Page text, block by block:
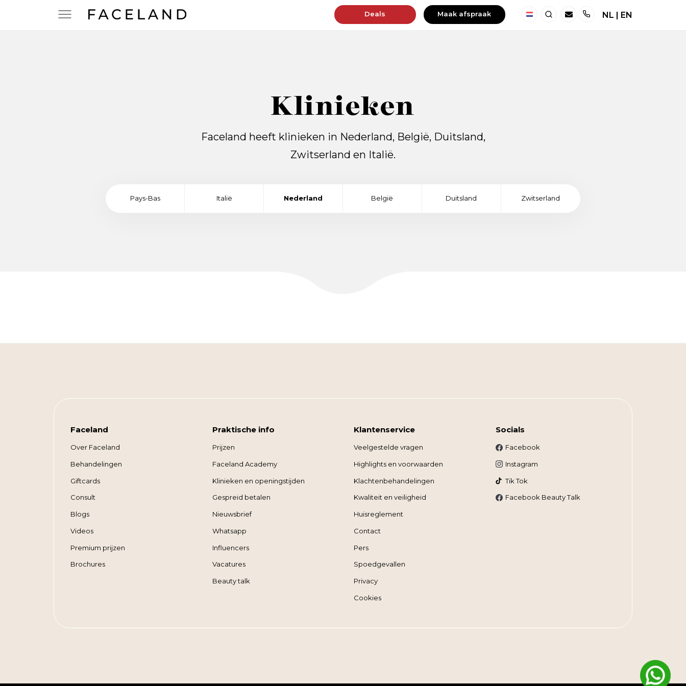
Deals Maak afspraak NL | EN
Klinieken
Faceland heeft klinieken in Nederland, België, Duitsland,
Zwitserland en Italië.
Pays-Bas Italië Nederland België Duitsland Zwitserland
Faceland
Over Faceland
Behandelingen
Giftcards
Consult
Blogs
Videos
Premium prijzen
Brochures
Praktische info
Prijzen
Faceland Academy
Klinieken en openingstijden
Gespreid betalen
Nieuwsbrief
Whatsapp
Influencers
Vacatures
Beauty talk
Klantenservice
Veelgestelde vragen
Highlights en voorwaarden
Klachtenbehandelingen
Kwaliteit en veiligheid
Huisreglement
Contact
Pers
Spoedgevallen
Privacy
Cookies
Socials
Facebook
Instagram
Tik Tok
Facebook Beauty Talk